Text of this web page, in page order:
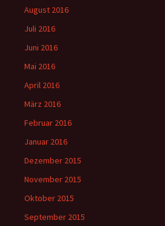
August 2016
Juli 2016
Juni 2016
Mai 2016
April 2016
März 2016
Februar 2016
Januar 2016
Dezember 2015
November 2015
Oktober 2015
September 2015